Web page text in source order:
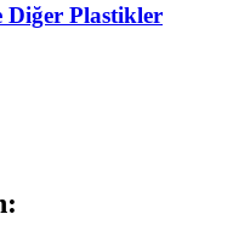
Diğer Plastikler